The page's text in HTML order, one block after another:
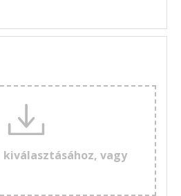
vagy